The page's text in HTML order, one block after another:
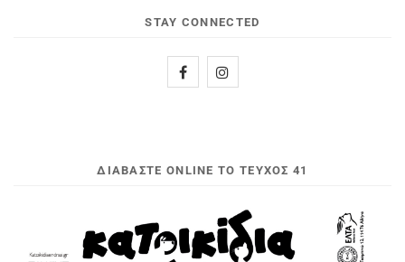
STAY CONNECTED
ΔΙΑΒΆΣΤΕ ONLINE ΤΟ ΤΕΎΧΟΣ 41